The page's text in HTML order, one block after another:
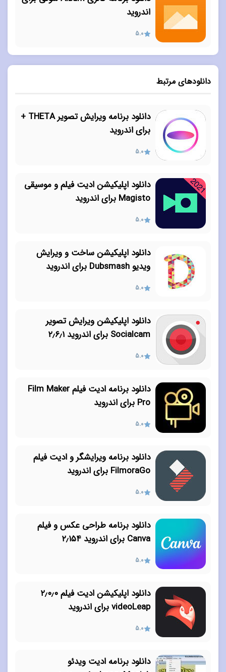
دانلودهای مرتبط
دانلود برنامه ویرایش تصویر THETA +
برای اندروید
5.0
دانلود اپلیکیشن ادیت فیلم و موسیقی
Magisto برای اندروید
5.0
دانلود اپلیکیشن ساخت و ویرایش
ویدیو Dubsmash برای اندروید
5.0
دانلود اپلیکیشن ویرایش تصویر
Socialcam برای اندروید ۲٫۶٫۱
5.0
دانلود برنامه ادیت فیلم Film Maker
Pro برای اندروید
5.0
دانلود برنامه ویرایشگر و ادیت فیلم
FilmoraGo برای اندروید
5.0
دانلود برنامه طراحی عکس و فیلم
Canva برای اندروید ۲٫۱۵۴
5.0
دانلود اپلیکیشن ادیت فیلم ۲٫۰٫۰
videoLeap برای اندروید
5.0
دانلود برنامه ادیت ویدئو
اندروید
5.0